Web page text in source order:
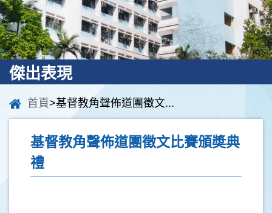
傑出表現
首頁>基督教角聲佈道團徵文...
基督教角聲佈道團徵文比賽頒奬典
禮